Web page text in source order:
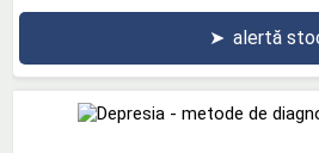
➤ alertă